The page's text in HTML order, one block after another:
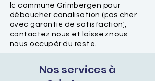
la commune Grimbergen pour
déboucher canalisation (pas cher
avec garantie de satisfaction),
contactez nous et laissez nous
nous occupér du reste.
Nos services à